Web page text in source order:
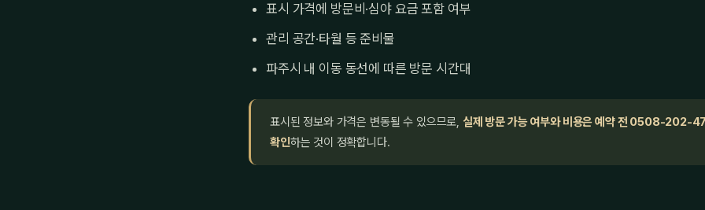
표시 가격에 방문비·심야 요금 포함 여부
관리 공간·타월 등 준비물
파주시 내 이동 동선에 따른 방문 시간대
표시된 정보와 가격은 변동될 수 있으므로, 실제 방문 가능 여부와 비용은 예약 전 0508-202-
확인하는 것이 정확합니다.